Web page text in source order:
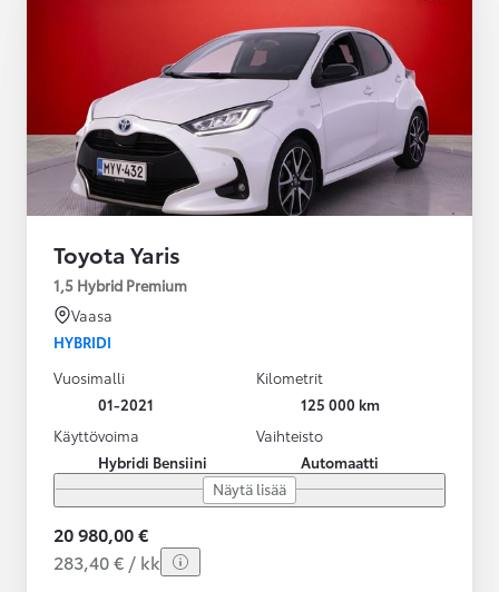
Toyota Yaris
1,5 Hybrid Premium
Vaasa
HYBRIDI
Vuosimalli
01-2021
Kilometrit
125 000 km
Käyttövoima
Hybridi Bensiini
Vaihteisto
Automaatti
Näytä lisää
20 980,00 €
283,40 € / kk